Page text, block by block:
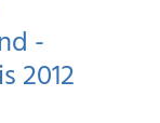
-
2012